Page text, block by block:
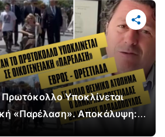
Υποκλίνεται
«Παρέλαση». Αποκάλυψη: